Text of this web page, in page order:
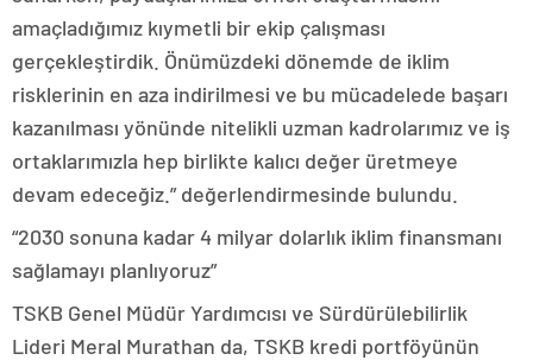
amaçladığımız kıymetli bir ekip çalışması
gerçekleştirdik. Önümüzdeki dönemde de iklim
risklerinin en aza indirilmesi ve bu mücadelede başarı
kazanılması yönünde nitelikli uzman kadrolarımız ve iş
ortaklarımızla hep birlikte kalıcı değer üretmeye
devam edeceğiz.” değerlendirmesinde bulundu.
“2030 sonuna kadar 4 milyar dolarlık iklim finansmanı
sağlamayı planlıyoruz”
TSKB Genel Müdür Yardımcısı ve Sürdürülebilirlik
Lideri Meral Murathan da, TSKB kredi portföyünün